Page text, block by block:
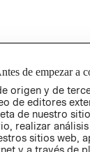
de empezar a
origen y de
de editores
de nuestro
realizar
sitios web,
y a través de